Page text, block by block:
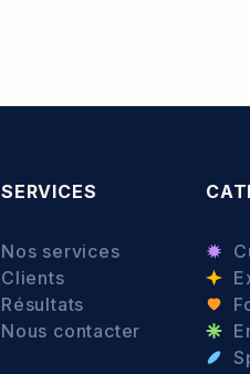
SERVICES
Nos services
Clients
Résultats
Nous contacter